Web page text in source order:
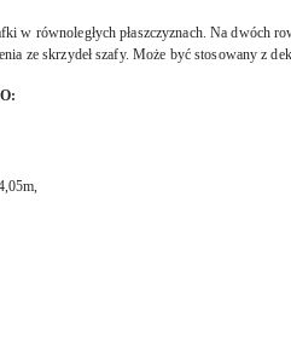
w równoległych płaszczyznach. Na dwóch
ze skrzydeł szafy. Może być stosowany z